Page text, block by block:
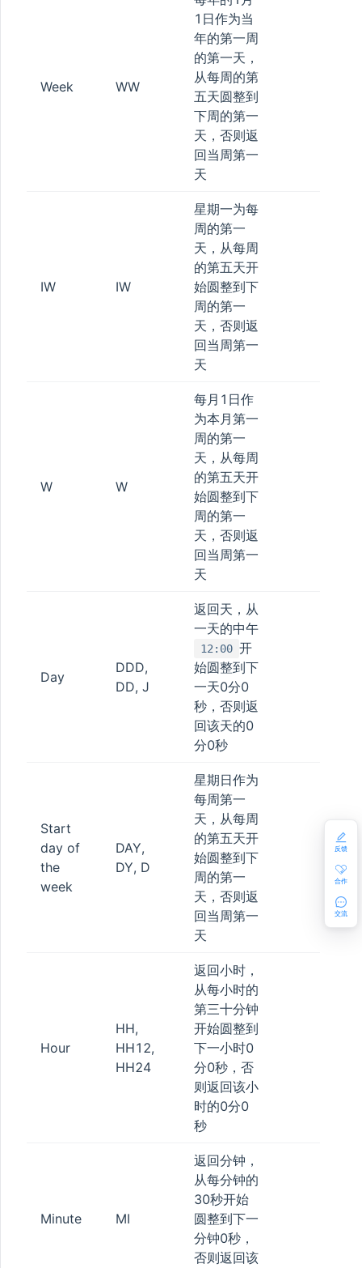
Week WW
1日作为当
年的第一周
的第一天，
从每周的第
五天圆整到
下周的第一
天，否则返
回当周第一
天
IW IW
星期一为每
周的第一
天，从每周
的第五天开
始圆整到下
周的第一
天，否则返
回当周第一
天
W W
每月1日作
为本月第一
周的第一
天，从每周
的第五天开
始圆整到下
周的第一
天，否则返
回当周第一
天
Day
DDD,
DD, J
返回天，从
一天的中午
12:00 开
始圆整到下
一天0分0
秒，否则返
回该天的0
分0秒
Start
day of
the
week
DAY,
DY, D
星期日作为
每周第一
天，从每周
的第五天开
始圆整到下
周的第一
天，否则返
回当周第一
天
Hour
HH,
HH12,
HH24
返回小时，
从每小时的
第三十分钟
开始圆整到
下一小时0
分0秒，否
则返回该小
时的0分0
秒
Minute MI
返回分钟，
从每分钟的
30秒开始
圆整到下一
分钟0秒，
否则返回该
反馈
合作
交流